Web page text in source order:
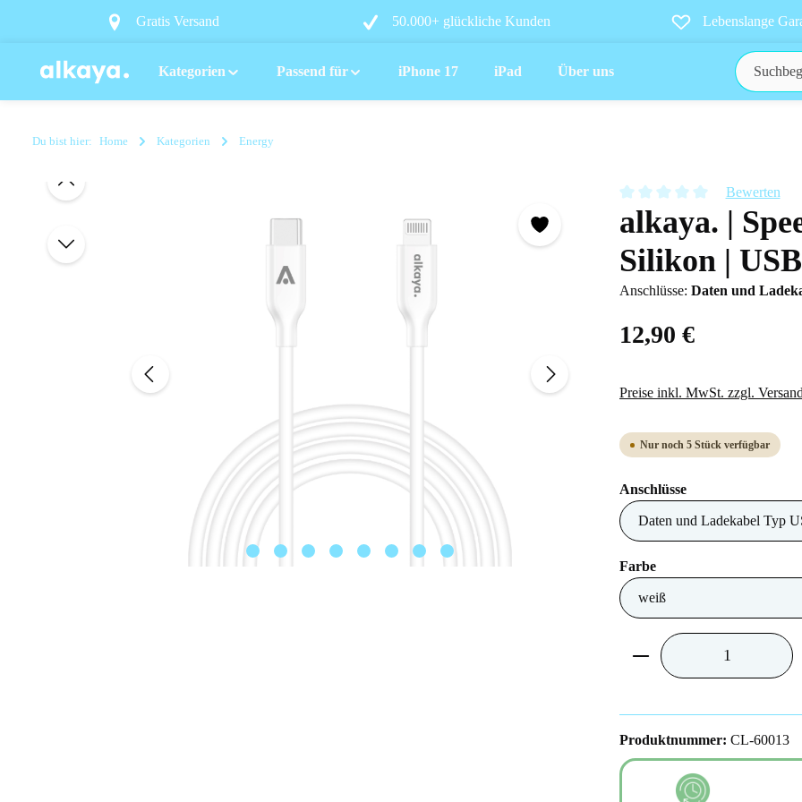
Zur Hauptnavigation springen
Gratis Versand 50.000+ glückliche Kunden Lebenslange
Kategorien Passend für iPhone 17 iPad Über uns
Du bist hier: Home Kategorien Energy
Bildergalerie überspringen
Durchschnittliche Bewertung
Bewerten
alkaya. |
Silikon |
Anschlüsse: Daten und
12,90 €
Preise inkl. MwSt. zzgl.
Nur noch 5 Stück verfügbar
Anschlüsseauswählen
Farbeauswählen
Produkt Anzahl:
Produktnummer: CL-60013